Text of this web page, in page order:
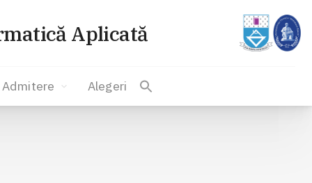
Aplicată
Admitere Alegeri